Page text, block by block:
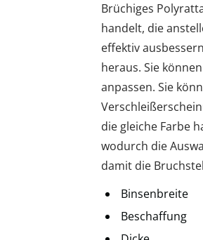
Brüchiges
handelt, die
effektiv
heraus. Sie
anpassen. Sie
die gleiche Farbe
wodurch die
damit die
Binsenbreite
Beschaffung